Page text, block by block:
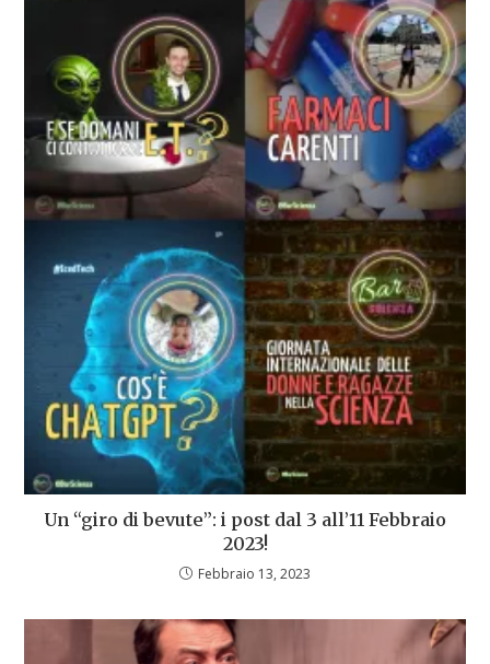
Un “giro di bevute”: i post dal 3 all’11 Febbraio
2023!
Febbraio 13, 2023